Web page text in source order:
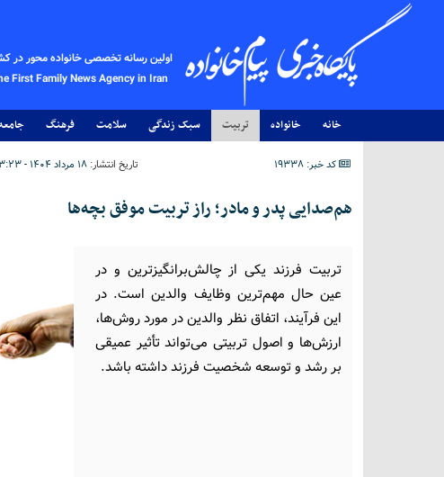
اولین رسانه تخصصی خانواده محور در
First Family News Agency in Iran
خانه خانواده تربیت سبک زندگی سلامت فرهنگ
کد خبر: 19338 تاریخ انتشار: ۱۸ مرداد ۱۴۰۴ - ۱۳:۲۳
هم‌صدایی پدر و مادر؛ راز تربیت موفق بچه‌ها
تربیت فرزند یکی از چالش‌برانگیزترین و در
عین حال مهم‌ترین وظایف والدین است. در
این فرآیند، اتفاق نظر والدین در مورد روش‌ها،
ارزش‌ها و اصول تربیتی می‌تواند تأثیر عمیقی
بر رشد و توسعه شخصیت فرزند داشته باشد.